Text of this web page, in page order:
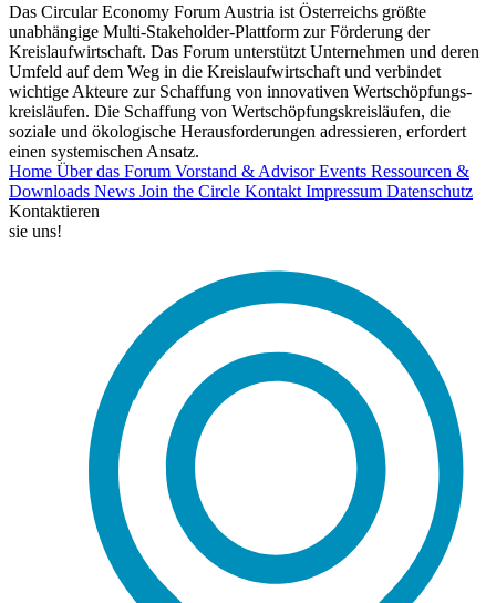
Das Circular Economy Forum Austria ist Österreichs größte
unabhängige Multi-Stakeholder-Plattform zur Förderung der
Kreislaufwirtschaft. Das Forum unterstützt Unternehmen und deren
Umfeld auf dem Weg in die Kreislaufwirtschaft und verbindet
wichtige Akteure zur Schaffung von innovativen Wertschöpfungs-
kreisläufen. Die Schaffung von Wertschöpfungskreisläufen, die
soziale und ökologische Herausforderungen adressieren, erfordert
einen systemischen Ansatz.
Home Über das Forum Vorstand & AdvisorEvents Ressourcen &
Downloads News Join the Circle Kontakt Impressum Datenschutz
Kontaktieren
sie uns!